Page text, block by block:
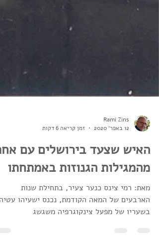
Rami Zins
12 באפר׳ 2020
זמן קריאה 6 דקות
האיש שצעד בירושלים עם
מהמגילות הגנוזות באמתחתו
מאת: רמי צינס כנער צעיר, בתחילת שנות